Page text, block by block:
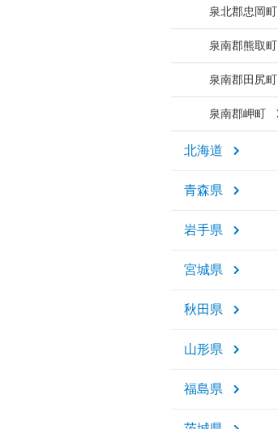
泉北郡忠岡町
泉南郡熊取町
泉南郡田尻町
泉南郡岬町
北海道
青森県
岩手県
宮城県
秋田県
山形県
福島県